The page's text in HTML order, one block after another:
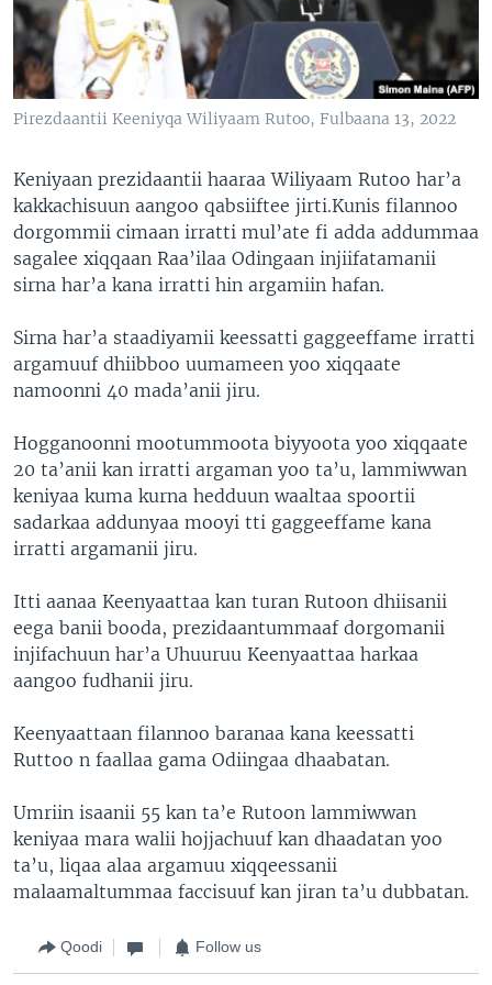
Pirezdaantii Keeniyqa Wiliyaam Rutoo, Fulbaana 13, 2022
Keniyaan prezidaantii haaraa Wiliyaam Rutoo har’a
kakkachisuun aangoo qabsiiftee jirti.Kunis filannoo
dorgommii cimaan irratti mul’ate fi adda addummaa
sagalee xiqqaan Raa’ilaa Odingaan injiifatamanii
sirna har’a kana irratti hin argamiin hafan.
Sirna har’a staadiyamii keessatti gaggeeffame irratti
argamuuf dhiibboo uumameen yoo xiqqaate
namoonni 40 mada’anii jiru.
Hogganoonni mootummoota biyyoota yoo xiqqaate
20 ta’anii kan irratti argaman yoo ta’u, lammiwwan
keniyaa kuma kurna hedduun waaltaa spoortii
sadarkaa addunyaa mooyi tti gaggeeffame kana
irratti argamanii jiru.
Itti aanaa Keenyaattaa kan turan Rutoon dhiisanii
eega banii booda, prezidaantummaaf dorgomanii
injifachuun har’a Uhuuruu Keenyaattaa harkaa
aangoo fudhanii jiru.
Keenyaattaan filannoo baranaa kana keessatti
Ruttoo n faallaa gama Odiingaa dhaabatan.
Umriin isaanii 55 kan ta’e Rutoon lammiwwan
keniyaa mara walii hojjachuuf kan dhaadatan yoo
ta’u, liqaa alaa argamuu xiqqeessanii
malaamaltummaa faccisuuf kan jiran ta’u dubbatan.
Qoodi Follow us